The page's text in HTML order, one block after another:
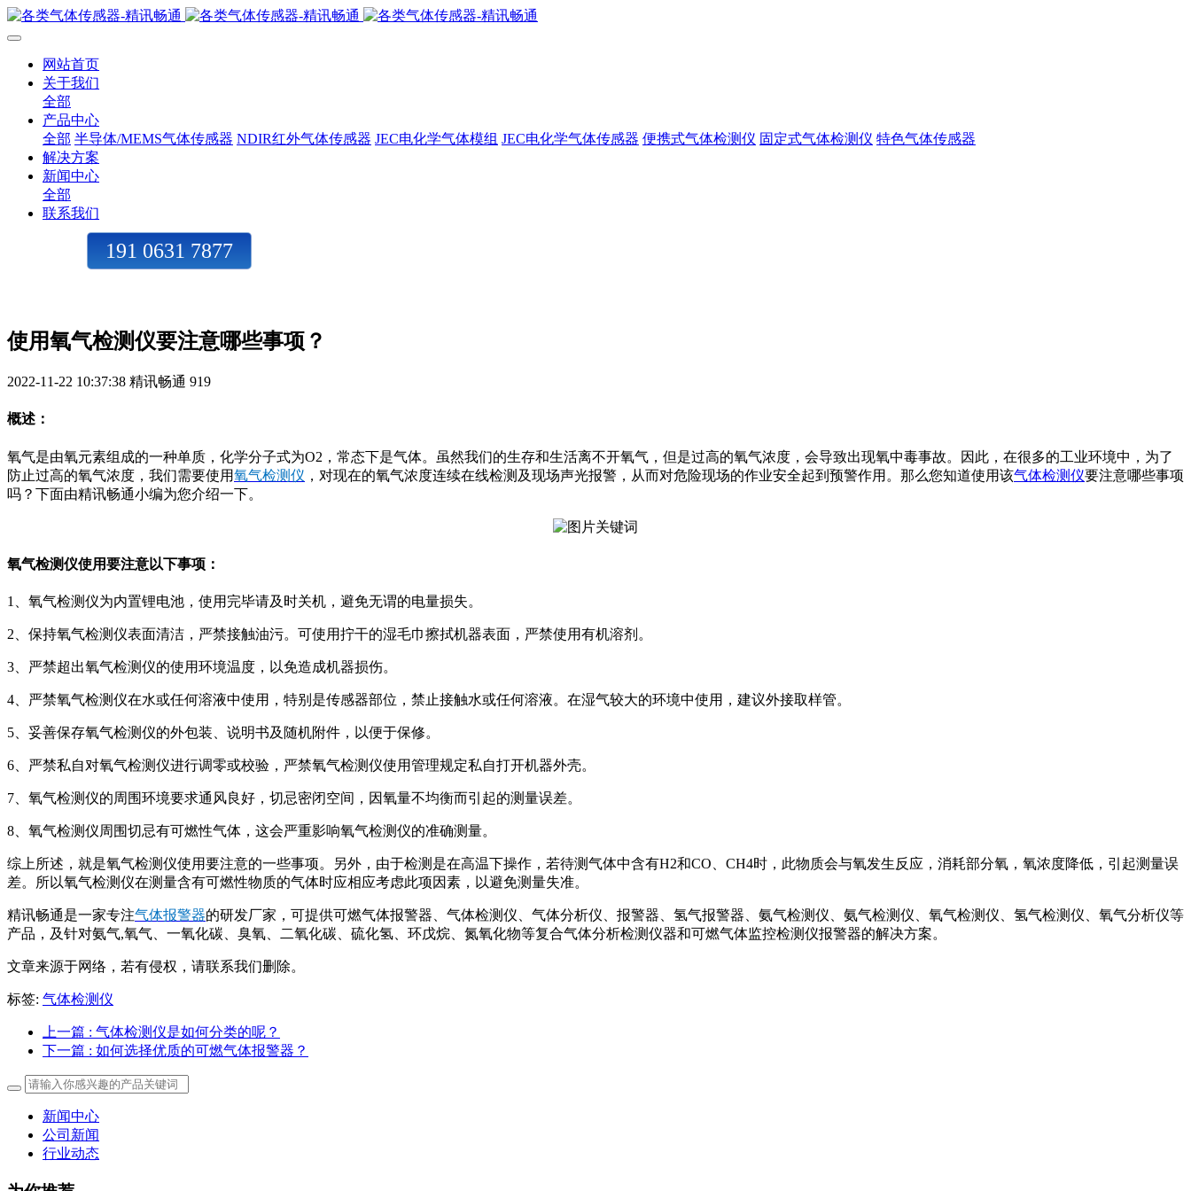
网站首页
关于我们
全部
产品中心
全部 半导体/MEMS气体传感器 NDIR红外气体传感器 JEC电化学气体模组 JEC电化学气体传感器 便携式气体检测仪 固定式气体检测仪 特色气体传感器
解决方案
新闻中心
全部
联系我们
191 0631 7877
使用氧气检测仪要注意哪些事项？
2022-11-22 10:37:38 精讯畅通 919
概述：
氧气是由氧元素组成的一种单质，化学分子式为O2，常态下是气体。虽然我们的生存和生活离不开氧气，但是过高的氧气浓度，会导致出现氧中毒事故。因此，在很多的工业环境中，为了
防止过高的氧气浓度，我们需要使用氧气检测仪 ，对现在的氧气浓度连续在线检测及现场声光报警，从而对危险现场的作业安全起到预警作用。那么您知道使用该气体检测仪要注意哪些事项
吗？下面由精讯畅通小编为您介绍一下。
氧气检测仪使用要注意以下事项：
1、氧气检测仪为内置锂电池，使用完毕请及时关机，避免无谓的电量损失。
2、保持氧气检测仪表面清洁，严禁接触油污。可使用拧干的湿毛巾擦拭机器表面，严禁使用有机溶剂。
3、严禁超出氧气检测仪的使用环境温度，以免造成机器损伤。
4、严禁氧气检测仪在水或任何溶液中使用，特别是传感器部位，禁止接触水或任何溶液。在湿气较大的环境中使用，建议外接取样管。
5、妥善保存氧气检测仪的外包装、说明书及随机附件，以便于保修。
6、严禁私自对氧气检测仪进行调零或校验，严禁氧气检测仪使用管理规定私自打开机器外壳。
7、氧气检测仪的周围环境要求通风良好，切忌密闭空间，因氧量不均衡而引起的测量误差。
8、氧气检测仪周围切忌有可燃性气体，这会严重影响氧气检测仪的准确测量。
综上所述，就是氧气检测仪使用要注意的一些事项。另外，由于检测是在高温下操作，若待测气体中含有H2和CO、CH4时，此物质会与氧发生反应，消耗部分氧，氧浓度降低，引起测量误
差。所以氧气检测仪在测量含有可燃性物质的气体时应相应考虑此项因素，以避免测量失准。
精讯畅通是一家专注气体报警器的研发厂家，可提供可燃气体报警器、气体检测仪、气体分析仪、报警器、氢气报警器、氨气检测仪、氨气检测仪、氧气检测仪、氢气检测仪、氧气分析仪等
产品，及针对氨气,氧气、一氧化碳、臭氧、二氧化碳、硫化氢、环戊烷、氮氧化物等复合气体分析检测仪器和可燃气体监控检测仪报警器的解决方案。
文章来源于网络，若有侵权，请联系我们删除。
标签: 气体检测仪
上一篇 : 气体检测仪是如何分类的呢？
下一篇 : 如何选择优质的可燃气体报警器？
新闻中心
公司新闻
行业动态